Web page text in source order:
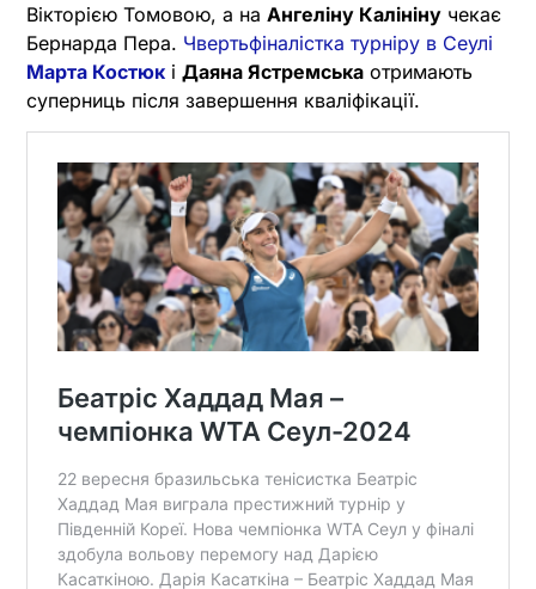
Вікторією Томовою, а на Ангеліну Калініну чекає
Бернарда Пера. Чвертьфіналістка турніру в Сеулі
Марта Костюк і Даяна Ястремська отримають
суперниць після завершення кваліфікації.